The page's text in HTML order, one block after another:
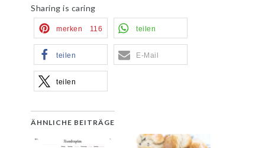
Sharing is caring
merken 116 teilen
teilen E-Mail
teilen
ÄHNLICHE BEITRÄGE